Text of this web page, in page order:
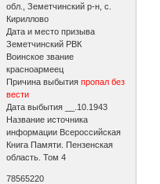
обл., Земетчинский р-н, с.
Кириллово
Дата и место призыва
Земетчинский РВК
Воинское звание
красноармеец
Причина выбытияпропал без
вести
Дата выбытия __.10.1943
Название источника
информации Всероссийская
Книга Памяти. Пензенская
область. Том 4
78565220